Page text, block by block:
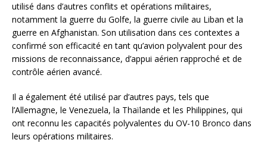
utilisé dans d’autres conflits et opérations militaires,
notamment la guerre du Golfe, la guerre civile au Liban et la
guerre en Afghanistan. Son utilisation dans ces contextes a
confirmé son efficacité en tant qu’avion polyvalent pour des
missions de reconnaissance, d’appui aérien rapproché et de
contrôle aérien avancé.
Il a également été utilisé par d’autres pays, tels que
l’Allemagne, le Venezuela, la Thaïlande et les Philippines, qui
ont reconnu les capacités polyvalentes du OV-10 Bronco dans
leurs opérations militaires.